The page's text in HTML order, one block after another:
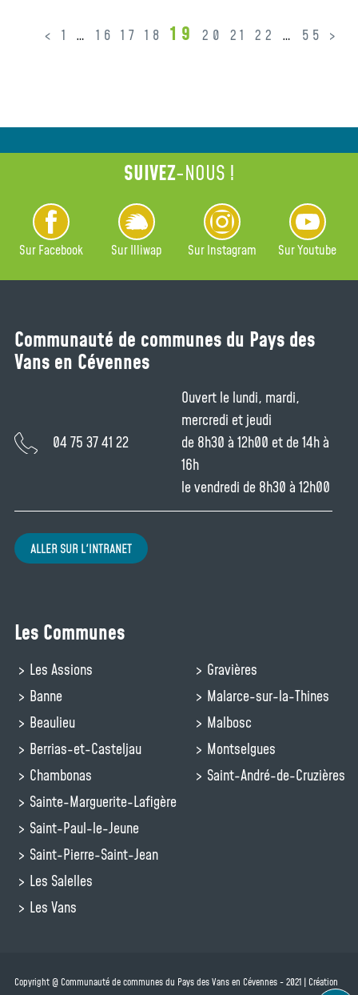
< 1 … 16 17 18 19 20 21 22 … 55 >
SUIVEZ-NOUS !
Sur Facebook Sur Illiwap Sur Instagram Sur Youtube
Communauté de communes du Pays des
Vans en Cévennes
04 75 37 41 22
Ouvert le lundi, mardi,
mercredi et jeudi
de 8h30 à 12h00 et de 14h à
16h
le vendredi de 8h30 à 12h00
ALLER SUR L'INTRANET
Les Communes
Les Assions
Banne
Beaulieu
Berrias-et-Casteljau
Chambonas
Gravières
Malarce-sur-la-Thines
Malbosc
Montselgues
Saint-André-de-Cruzières
Sainte-Marguerite-Lafigère
Saint-Paul-le-Jeune
Saint-Pierre-Saint-Jean
Les Salelles
Les Vans
Copyright @ Communauté de communes du Pays des Vans en Cévennes - 2021 | Création